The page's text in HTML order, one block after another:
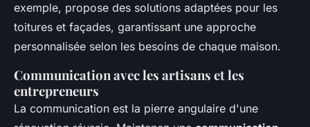
exemple, propose des solutions adaptées pour les
toitures et façades, garantissant une approche
personnalisée selon les besoins de chaque maison.
Communication avec les artisans et les
entrepreneurs
La communication est la pierre angulaire d'une